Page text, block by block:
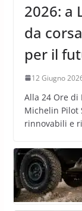
2026: a
da
per il
12 Giugno
Alla 24 Ore di
Michelin Pilot
rinnovabili e